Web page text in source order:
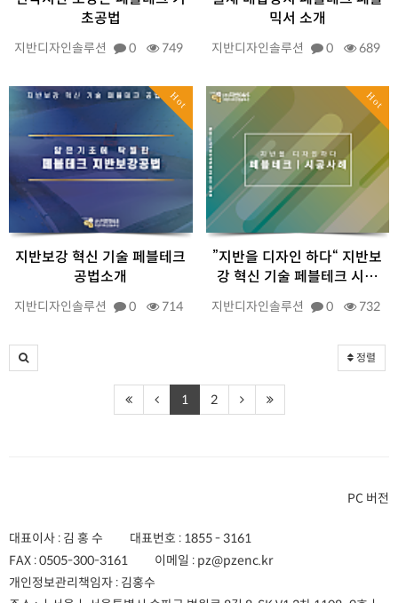
초공법
지반디자인솔루션 0 749
믹서 소개
지반디자인솔루션 0 689
Hot
지반보강 혁신 기술 페블테크
공법소개
지반디자인솔루션 0 714
Hot
”지반을 디자인 하다“ 지반보
강 혁신 기술 페블테크 시…
지반디자인솔루션 0 732
정렬
1 2
PC 버전
대표이사 : 김 홍 수 대표번호 : 1855 - 3161
FAX :0505-300-3161 이메일 : pz@pzenc.kr
개인정보관리책임자 : 김홍수